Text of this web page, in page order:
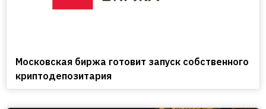
Московская биржа готовит запуск собственного
криптодепозитария